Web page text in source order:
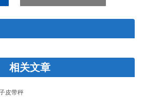
相关文章
皮带秤